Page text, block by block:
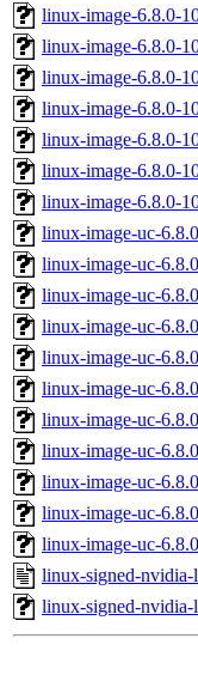
linux-image-6.8.0-
linux-image-6.8.0-
linux-image-6.8.0-
linux-image-6.8.0-
linux-image-6.8.0-
linux-image-6.8.0-
linux-image-6.8.0-
linux-image-uc-
linux-image-uc-
linux-image-uc-
linux-image-uc-
linux-image-uc-
linux-image-uc-
linux-image-uc-
linux-image-uc-
linux-image-uc-
linux-image-uc-
linux-image-uc-
linux-signed-nvidia-
linux-signed-nvidia-